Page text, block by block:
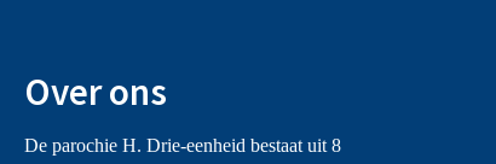
Over ons
De parochie H. Drie-eenheid bestaat uit 8